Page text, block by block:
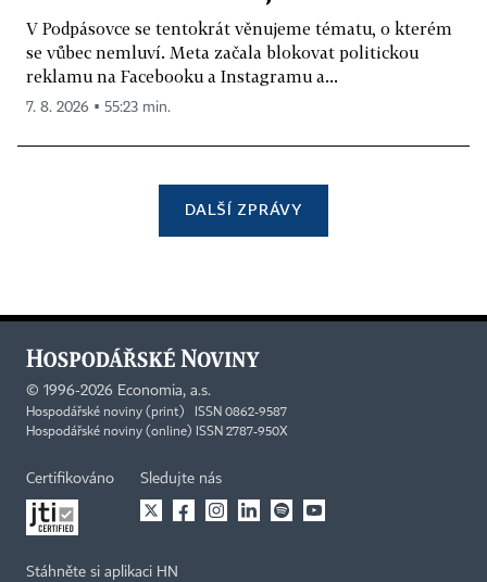
V Podpásovce se tentokrát věnujeme tématu, o kterém
se vůbec nemluví. Meta začala blokovat politickou
reklamu na Facebooku a Instagramu a...
7. 8. 2026 ▪ 55:23 min.
DALŠÍ ZPRÁVY
© 1996-2026 Economia, a.s.
Hospodářské noviny (print) ISSN 0862-9587
Hospodářské noviny (online) ISSN 2787-950X
Certifikováno Sledujte nás
Stáhněte si aplikaci HN